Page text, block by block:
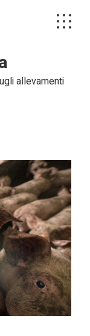
allevamenti